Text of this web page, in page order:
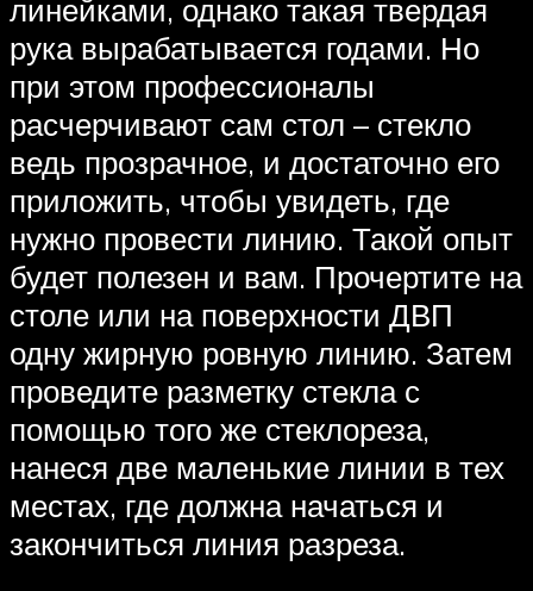
линейками, однако такая твердая
рука вырабатывается годами. Но
при этом профессионалы
расчерчивают сам стол – стекло
ведь прозрачное, и достаточно его
приложить, чтобы увидеть, где
нужно провести линию. Такой опыт
будет полезен и вам. Прочертите на
столе или на поверхности ДВП
одну жирную ровную линию. Затем
проведите разметку стекла с
помощью того же стеклореза,
нанеся две маленькие линии в тех
местах, где должна начаться и
закончиться линия разреза.